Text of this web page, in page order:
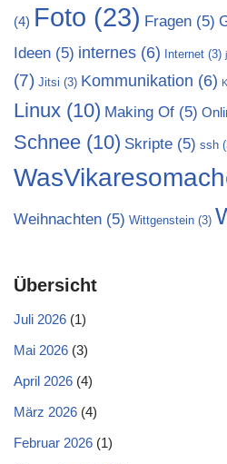
(4) Foto (23) Fragen (5)
Ideen (5) internes (6) Internet (3)
(7) Jitsi (3) Kommunikation (6)
Linux (10) Making Of (5)
Schnee (10) Skripte (5) ssh
Weihnachten (5) Wittgenstein (3)
Übersicht
Juli 2026 (1)
Mai 2026 (3)
April 2026 (4)
März 2026 (4)
Februar 2026 (1)